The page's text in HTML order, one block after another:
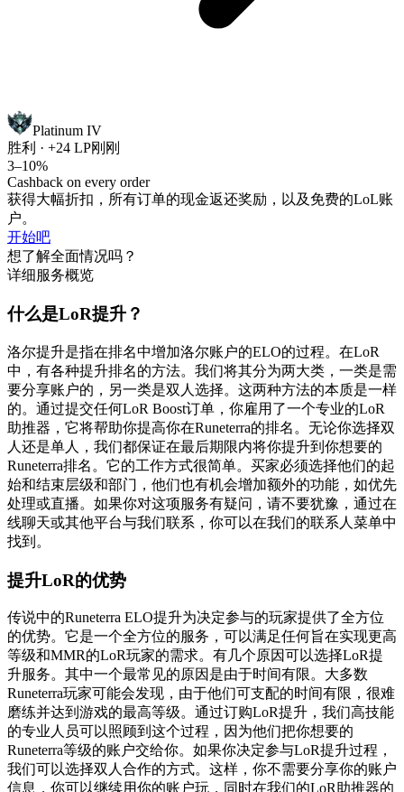
Platinum IV
胜利 · +24 LP刚刚
3–10%
Cashback on every order
获得大幅折扣，所有订单的现金返还奖励，以及免费的LoL账
户。
开始吧
想了解全面情况吗？
详细服务概览
什么是LoR提升？
洛尔提升是指在排名中增加洛尔账户的ELO的过程。在LoR
中，有各种提升排名的方法。我们将其分为两大类，一类是需
要分享账户的，另一类是双人选择。这两种方法的本质是一样
的。通过提交任何LoR Boost订单，你雇用了一个专业的LoR
助推器，它将帮助你提高你在Runeterra的排名。无论你选择双
人还是单人，我们都保证在最后期限内将你提升到你想要的
Runeterra排名。它的工作方式很简单。买家必须选择他们的起
始和结束层级和部门，他们也有机会增加额外的功能，如优先
处理或直播。如果你对这项服务有疑问，请不要犹豫，通过在
线聊天或其他平台与我们联系，你可以在我们的联系人菜单中
找到。
提升LoR的优势
传说中的Runeterra ELO提升为决定参与的玩家提供了全方位
的优势。它是一个全方位的服务，可以满足任何旨在实现更高
等级和MMR的LoR玩家的需求。有几个原因可以选择LoR提
升服务。其中一个最常见的原因是由于时间有限。大多数
Runeterra玩家可能会发现，由于他们可支配的时间有限，很难
磨练并达到游戏的最高等级。通过订购LoR提升，我们高技能
的专业人员可以照顾到这个过程，因为他们把你想要的
Runeterra等级的账户交给你。如果你决定参与LoR提升过程，
我们可以选择双人合作的方式。这样，你不需要分享你的账户
信息，你可以继续用你的账户玩，同时在我们的LoR助推器的